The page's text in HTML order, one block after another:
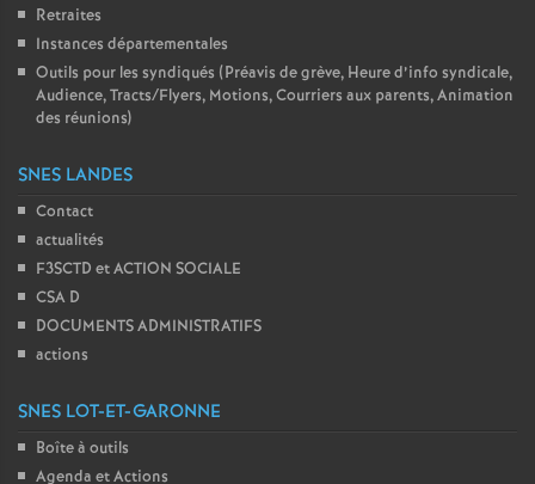
Retraites
Instances départementales
Outils pour les syndiqués (Préavis de grève, Heure d’info syndicale,
Audience, Tracts/Flyers, Motions, Courriers aux parents, Animation
des réunions)
SNES LANDES
Contact
actualités
F3SCTD et ACTION SOCIALE
CSA D
DOCUMENTS ADMINISTRATIFS
actions
SNES LOT-ET-GARONNE
Boîte à outils
Agenda et Actions